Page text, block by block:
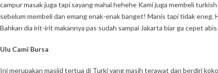
campur masak juga tapi sayang mahal hehehe Kami juga membeli
sebelum membeli dan emang enak-enak banget! Manis tapi tidak
Bahkan dia irit-irit makannya pas sudah sampai Jakarta biar ga cepet
Ulu Cami Bursa
Ini merupakan masijd tertua di Turki yang masih terawat dan berdiri